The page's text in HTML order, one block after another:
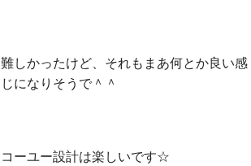
難しかったけど、それもまあ何とか良い感
じになりそうで＾＾
コーユー設計は楽しいです☆